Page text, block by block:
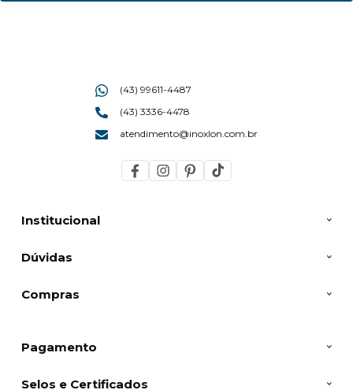
Institucional
Dúvidas
Compras
(43) 99611-4487
(43) 3336-4478
atendimento@inoxlon.com.br
Pagamento
Selos e Certificados